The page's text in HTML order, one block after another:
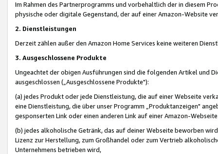
Im Rahmen des Partnerprogramms und vorbehaltlich der in diesem
physische oder digitale Gegenstand, der auf einer Amazon-Website
2. Dienstleistungen
Derzeit zählen außer den Amazon Home Services keine weiteren
3. Ausgeschlossene Produkte
Ungeachtet der obigen Ausführungen sind die folgenden Artikel und
ausgeschlossen („Ausgeschlossene Produkte"):
(a) jedes Produkt oder jede Dienstleistung, die auf einer Webseite
eine Dienstleistung, die über unser Programm „Produktanzeigen"
gesponserten Link oder einen anderen Link auf einer Amazon-
(b) jedes alkoholische Getränk, das auf deiner Webseite beworben
Lizenz zur Herstellung, zum Großhandel oder zum Vertrieb
Unternehmens betrieben wird,